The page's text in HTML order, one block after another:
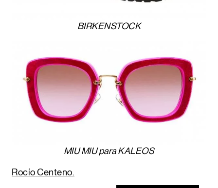
BIRKENSTOCK
MIU MIU para KALEOS
Rocío Centeno.